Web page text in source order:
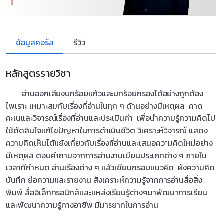
ข้อมูลคอร์ส รีวิว
หลักสูตรรายวิชา
อ่านออกเสียงบทร้อยแก้วและบทร้อยกรองได้อย่างถูกต้อง
ไพเราะ เหมาะสมกับเรื่องที่อ่านในทุก ๆ ด้านอย่างมีเหตุผล คาด
คะเนและวิจารณ์เรื่องที่อ่านและประเมินค่า เพื่อนำความรู้ความคิดไป
ใช้ตัดสินใจแก้ไขปัญหาในการดำเนินชีวิต วิเคราะห์วิจารณ์ แสดง
ความคิดเห็นโต้แย้งเกี่ยวกับเรื่องที่อ่านและเสนอความคิดใหม่อย่าง
มีเหตุผล ตอบคำถามจากการอ่านงานเขียนประเภทต่าง ๆ ภายใน
เวลาที่กำหนด อ่านเรื่องต่าง ๆ แล้วเขียนกรอบแนวคิด ผังความคิด
บันทึก ย่อความและรายงาน สังเคราะห์ความรู้จากการอ่านสื่อสิ่ง
พิมพ์ สื่ออิเล็กทรอนิกส์และแหล่งเรียนรู้ต่างๆมาพัฒนาการเรียน
และพัฒนาความรู้ทางอาชีพ มีมารยาทในการอ่าน